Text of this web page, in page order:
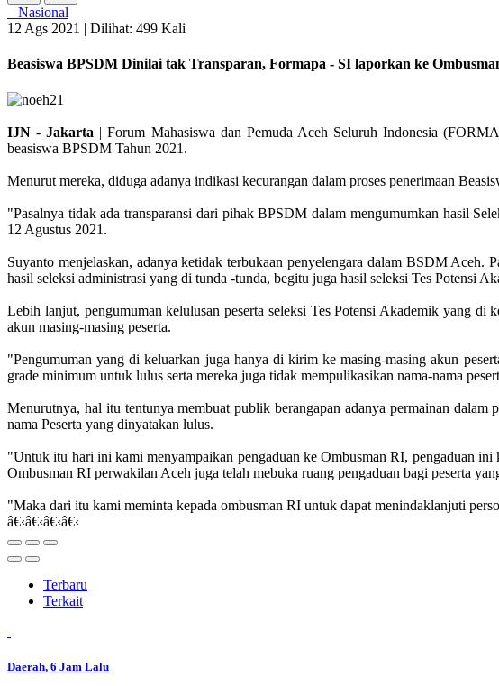
Nasional
12 Ags 2021 | Dilihat: 499 Kali
Beasiswa BPSDM Dinilai tak Transparan, Formapa - SI laporkan ke
IJN -Jakarta | Forum Mahasiswa dan Pemuda Aceh Seluruh Indonesia
beasiswa BPSDM Tahun 2021.
Menurut mereka, diduga adanya indikasi kecurangan dalam proses penerimaan
"Pasalnya tidak ada transparansi dari pihak BPSDM dalam mengumumkan hasil
12 Agustus 2021.
Suyanto menjelaskan, adanya ketidak terbukaan penyelengara dalam BSDM
hasil seleksi administrasi yang di tunda -tunda, begitu juga hasil seleksi Tes Potensi
Lebih lanjut, pengumuman kelulusan peserta seleksi Tes Potensi Akademik yang
akun masing-masing peserta.
"Pengumuman yang di keluarkan juga hanya di kirim ke masing-masing akun
grade minimum untuk lulus serta mereka juga tidak mempulikasikan nama-nama
Menurutnya, hal itu tentunya membuat publik berangapan adanya permainan
nama Peserta yang dinyatakan lulus.
"Untuk itu hari ini kami menyampaikan pengaduan ke Ombusman RI, pengaduan ini
Ombusman RI perwakilan Aceh juga telah mebuka ruang pengaduan bagi peserta
"Maka dari itu kami meminta kepada ombusman RI untuk dapat menindaklanjuti
â€‹â€‹â€‹â€‹
Terbaru
Terkait
Daerah, 6 Jam Lalu